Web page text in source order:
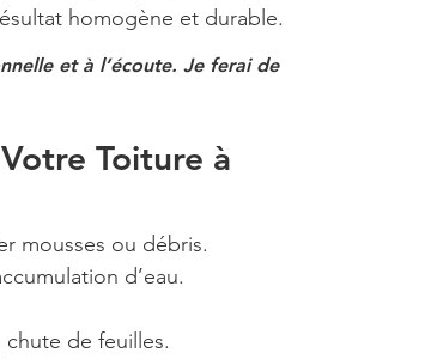
homogène et durable.
et à l’écoute. Je ferai de
Toiture à
mousses ou débris.
d’eau.
de feuilles.